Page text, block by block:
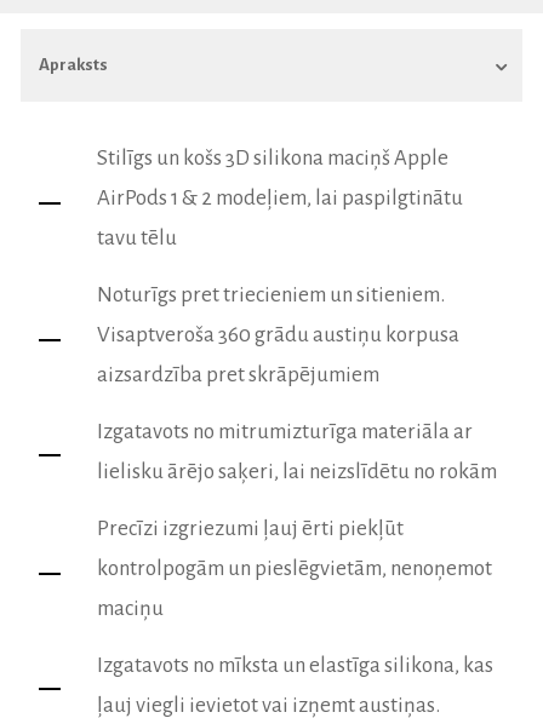
Stilīgs un košs 3D silikona maciņš Apple
AirPods 1 & 2 modeļiem, lai paspilgtinātu
tavu tēlu
Noturīgs pret triecieniem un sitieniem.
Visaptveroša 360 grādu austiņu korpusa
aizsardzība pret skrāpējumiem
Izgatavots no mitrumizturīga materiāla ar
lielisku ārējo saķeri, lai neizslīdētu no rokām
Precīzi izgriezumi ļauj ērti piekļūt
kontrolpogām un pieslēgvietām, nenoņemot
maciņu
Izgatavots no mīksta un elastīga silikona, kas
ļauj viegli ievietot vai izņemt austiņas.